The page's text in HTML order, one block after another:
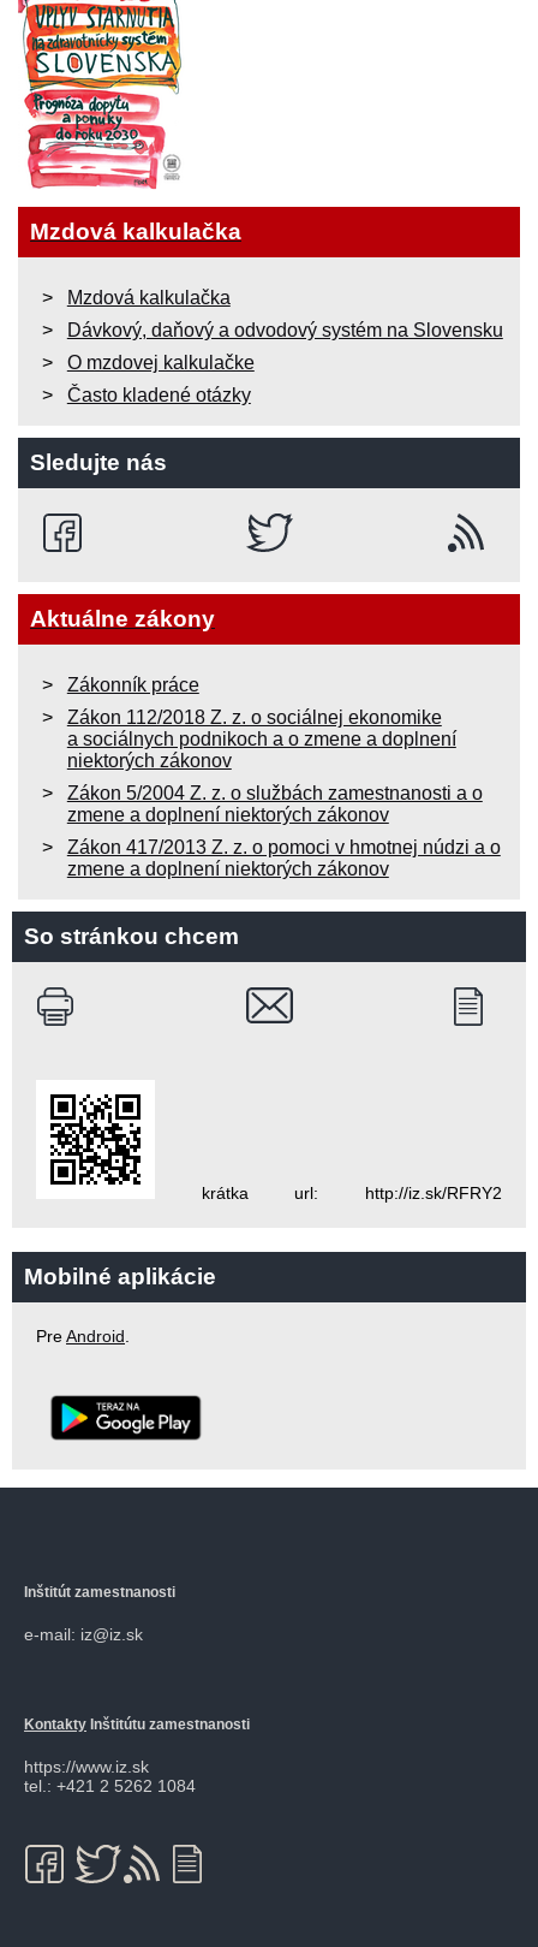
Mzdová kalkulačka
Mzdová kalkulačka
Dávkový, daňový a odvodový systém na Slovensku
O mzdovej kalkulačke
Často kladené otázky
Sledujte nás
Aktuálne zákony
Zákonník práce
Zákon 112/2018 Z. z. o sociálnej ekonomike
a sociálnych podnikoch a o zmene a doplnení
niektorých zákonov
Zákon 5/2004 Z. z. o službách zamestnanosti a o
zmene a doplnení niektorých zákonov
Zákon 417/2013 Z. z. o pomoci v hmotnej núdzi a o
zmene a doplnení niektorých zákonov
So stránkou chcem
krátka url: http://iz.sk/RFRY2
Mobilné aplikácie
PreAndroid
Inštitút zamestnanosti
e-mail: iz@iz.sk
Kontakty Inštitútu zamestnanosti
https://www.iz.sk
tel.: +421 2 5262 1084